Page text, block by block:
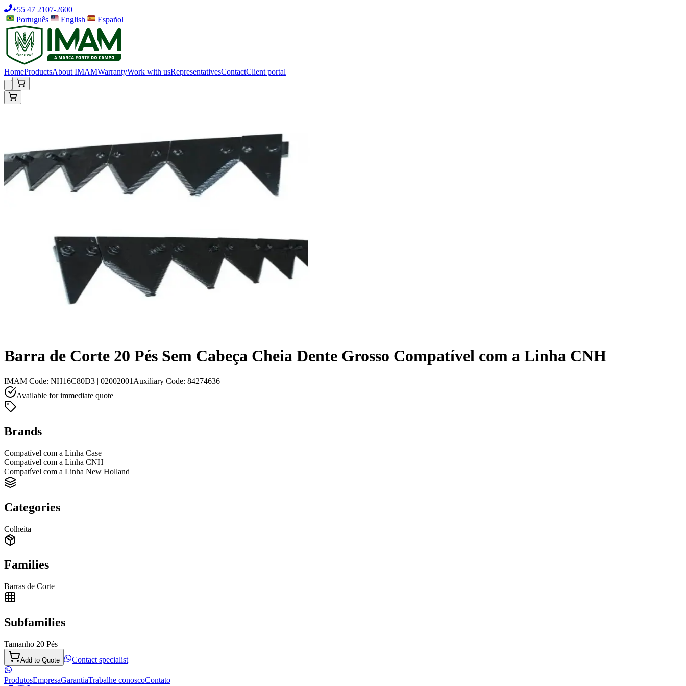
+55 47 2107-2600
Português
English Español
HomeProductsAbout IMAMWarrantyWork with usRepresentativesContactClient portal
Barra de Corte 20 Pés Sem Cabeça Cheia Dente Grosso Compatível com a Linha CNH
IMAM Code: NH16C80D3 | 02002001 Auxiliary Code: 84274636
Available for immediate quote
Brands
Compatível com a Linha Case
Compatível com a Linha CNH
Compatível com a Linha New Holland
Categories
Colheita
Families
Barras de Corte
Subfamilies
Tamanho 20 Pés
Add to Quote Contact specialist
ProdutosEmpresaGarantiaTrabalhe conoscoContato